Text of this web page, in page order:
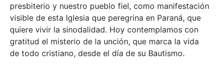
presbiterio y nuestro pueblo fiel, como manifestación
visible de esta Iglesia que peregrina en Paraná, que
quiere vivir la sinodalidad. Hoy contemplamos con
gratitud el misterio de la unción, que marca la vida
de todo cristiano, desde el día de su Bautismo.